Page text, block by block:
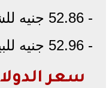
- 52.86 جنيه للشراء.
- 52.96 جنيه للبيع.
سعر